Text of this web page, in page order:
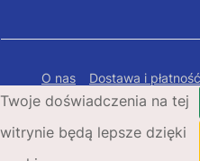
O nas Dostawa i płatność
Polityka
Copyright © 2026
Twoje doświadczenia na tej
witrynie będą lepsze dzięki